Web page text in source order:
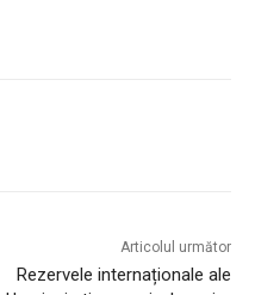
Articolul următor
Rezervele internaționale ale